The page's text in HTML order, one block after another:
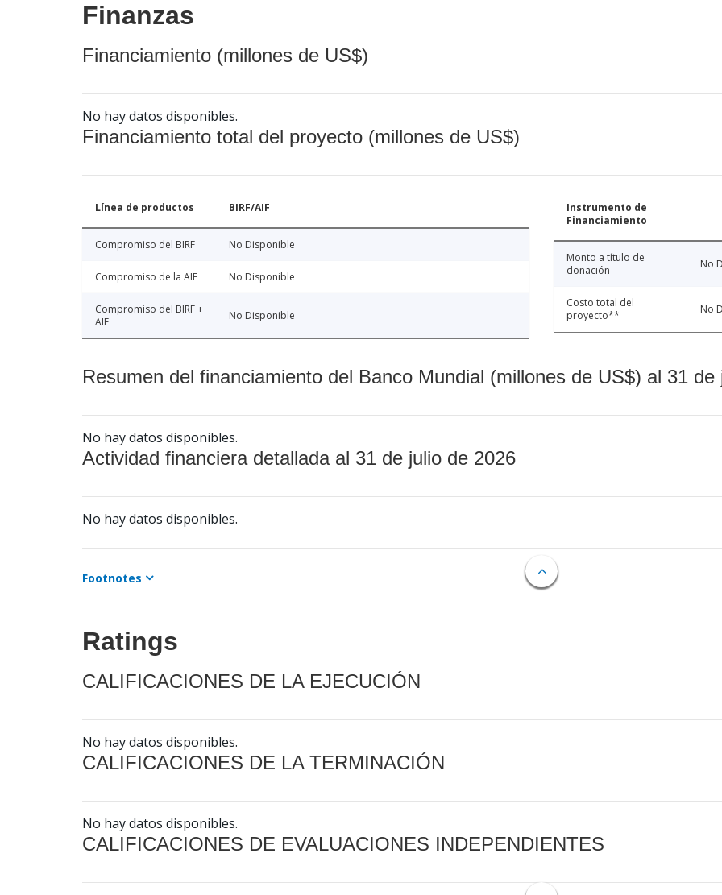
Finanzas
Financiamiento (millones de US$)
No hay datos disponibles.
Financiamiento total del proyecto (millones de US$)
Línea de productos BIRF/AIF
Compromiso del BIRF No Disponible
Compromiso de la AIF No Disponible
Compromiso del BIRF +
AIF
No Disponible
Instrumento de
Financiamiento
Monto a título de
donación
No
Costo total del
proyecto**
No
Resumen del financiamiento del Banco Mundial (millones de US$) al 31 de
No hay datos disponibles.
Actividad financiera detallada al 31 de julio de 2026
No hay datos disponibles.
Footnotes
Ratings
CALIFICACIONES DE LA EJECUCIÓN
No hay datos disponibles.
CALIFICACIONES DE LA TERMINACIÓN
No hay datos disponibles.
CALIFICACIONES DE EVALUACIONES INDEPENDIENTES